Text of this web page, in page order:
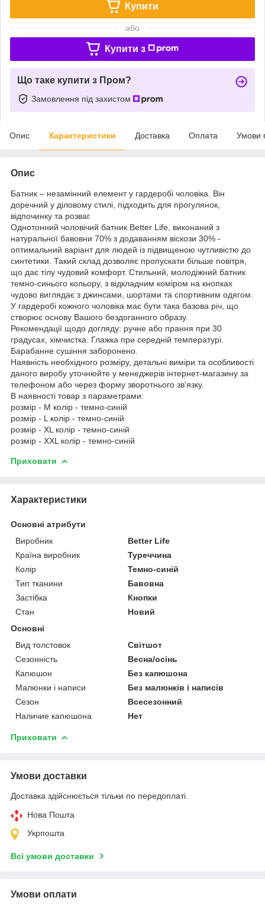
Купити
або
Купити з
Що таке купити з Пром?
Замовлення під захистом
Опис Характеристики Доставка Оплата Умови
Опис
Батник – незамінний елемент у гардеробі чоловіка. Він
доречний у діловому стилі, підходить для прогулянок,
відпочинку та розваг.
Однотонний чоловічий батник Better Life, виконаний з
натуральної бавовни 70% з додаванням віскози 30% -
оптимальний варіант для людей із підвищеною чутливістю до
синтетики. Такий склад дозволяє пропускати більше повітря,
що дає тілу чудовий комфорт. Стильний, молодіжний батник
темно-синього кольору, з відкладним коміром на кнопках
чудово виглядає з джинсами, шортами та спортивним одягом.
У гардеробі кожного чоловіка має бути така базова річ, що
створює основу Вашого бездоганного образу.
Рекомендації щодо догляду: ручне або прання при 30
градусах, хімчистка. Глажка при середній температурі.
Барабанне сушіння заборонено.
Наявність необхідного розміру, детальні виміри та особливості
даного виробу уточнюйте у менеджерів інтернет-магазину за
телефоном або через форму зворотнього зв'язку.
В наявності товар з параметрами:
розмір - M колір - темно-синій
розмір - L колір - темно-синій
розмір - XL колір - темно-синій
розмір - XXL колір - темно-синій
Приховати
Характеристики
Основні атрибути
Виробник
Better Life
Країна виробник
Туреччина
Колір
Темно-синій
Тип тканини
Бавовна
Застібка
Кнопки
Стан
Новий
Основні
Вид толстовок
Світшот
Сезонність
Весна/осінь
Капюшон
Без капюшона
Малюнки і написи
Без малюнків і написів
Сезон
Всесезонний
Наличие капюшона
Нет
Приховати
Умови доставки
Доставка здійснюється тільки по передоплаті.
Нова Пошта
Укрпошта
Всі умови доставки
Умови оплати